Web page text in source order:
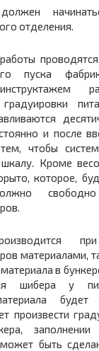
отделения.
пуска
и после
чтобы
Кроме
которое,
материалами,
в
шибера у
будет
произвести
быть